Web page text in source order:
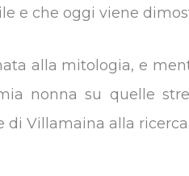
e che oggi viene
alla mitologia, e
nonna su quelle
di Villamaina alla